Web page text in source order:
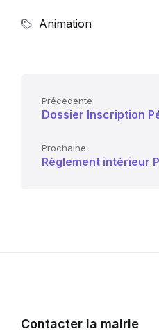
Animation
Précédente
Dossier Inscription
Prochaine
Règlement intérieur
Contacter la mairie